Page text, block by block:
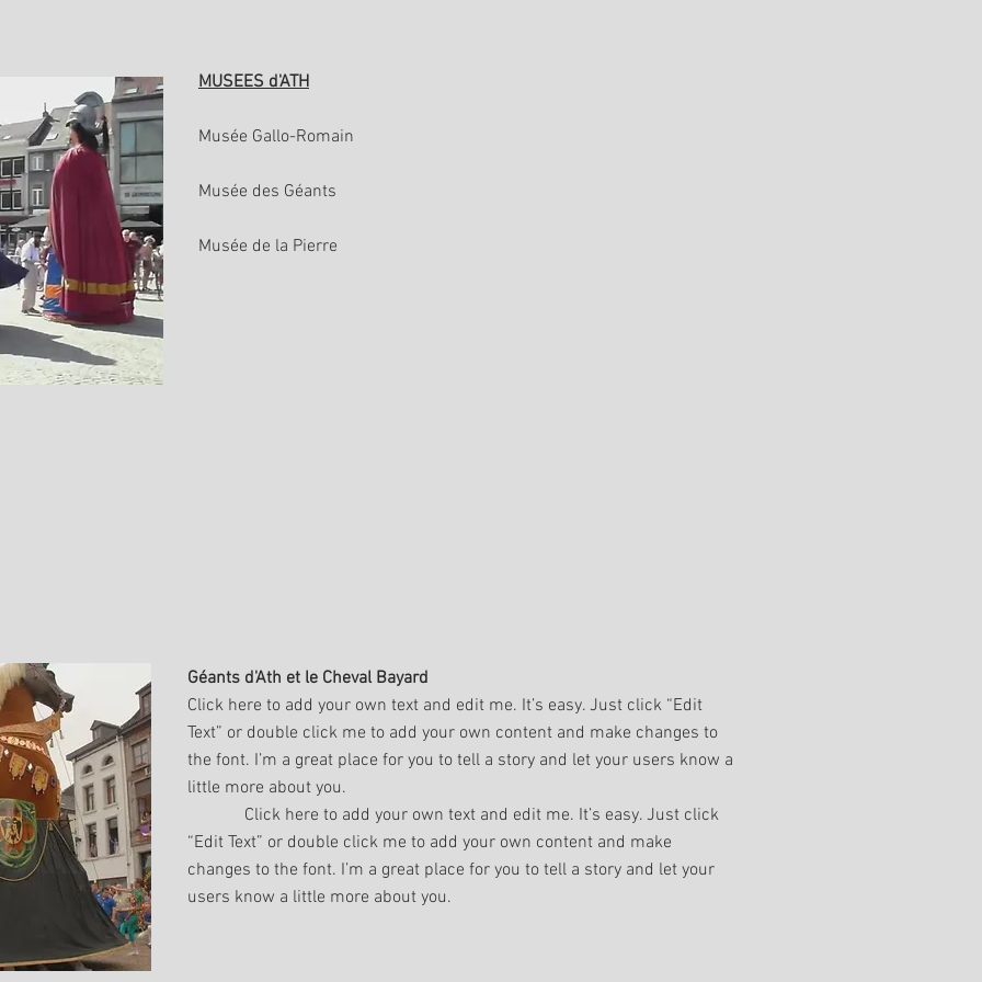
MUSEES d'ATH
Musée Gallo-Romain
Musée des Géants
Musée de la Pierre
Géants d'Ath et le Cheval Bayard
Click here to add your own text and edit me. It’s easy. Just click “Edit
Text” or double click me to add your own content and make changes to
the font. I’m a great place for you to tell a story and let your users know a
little more about you.
Click here to add your own text and edit me. It’s easy. Just click
“Edit Text” or double click me to add your own content and make
changes to the font. I’m a great place for you to tell a story and let your
users know a little more about you.